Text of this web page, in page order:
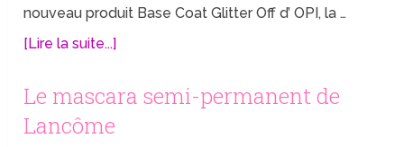
nouveau produit Base Coat Glitter Off d’ OPI, la …
[Lire la suite...]
Le mascara semi-permanent de
Lancôme